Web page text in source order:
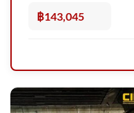
฿143,045